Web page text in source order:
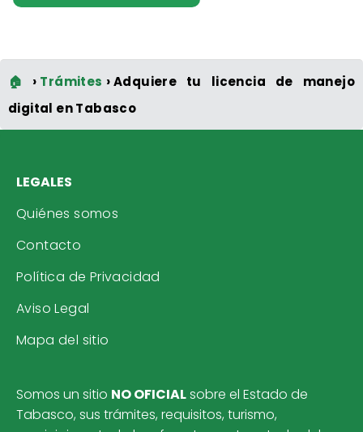
🏠 Trámites
Adquiere tu licencia de manejo
digital en Tabasco
LEGALES
Quiénes somos
Contacto
Política de Privacidad
Aviso Legal
Mapa del sitio
Somos un sitio NO OFICIALsobre el Estado de
Tabasco, sus trámites, requisitos, turismo,